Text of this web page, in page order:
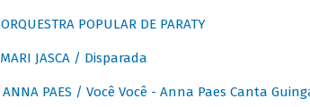
ORQUESTRA POPULAR DE PARATY
MARI JASCA / Disparada
ANNA PAES / Você Você - Anna Paes Canta